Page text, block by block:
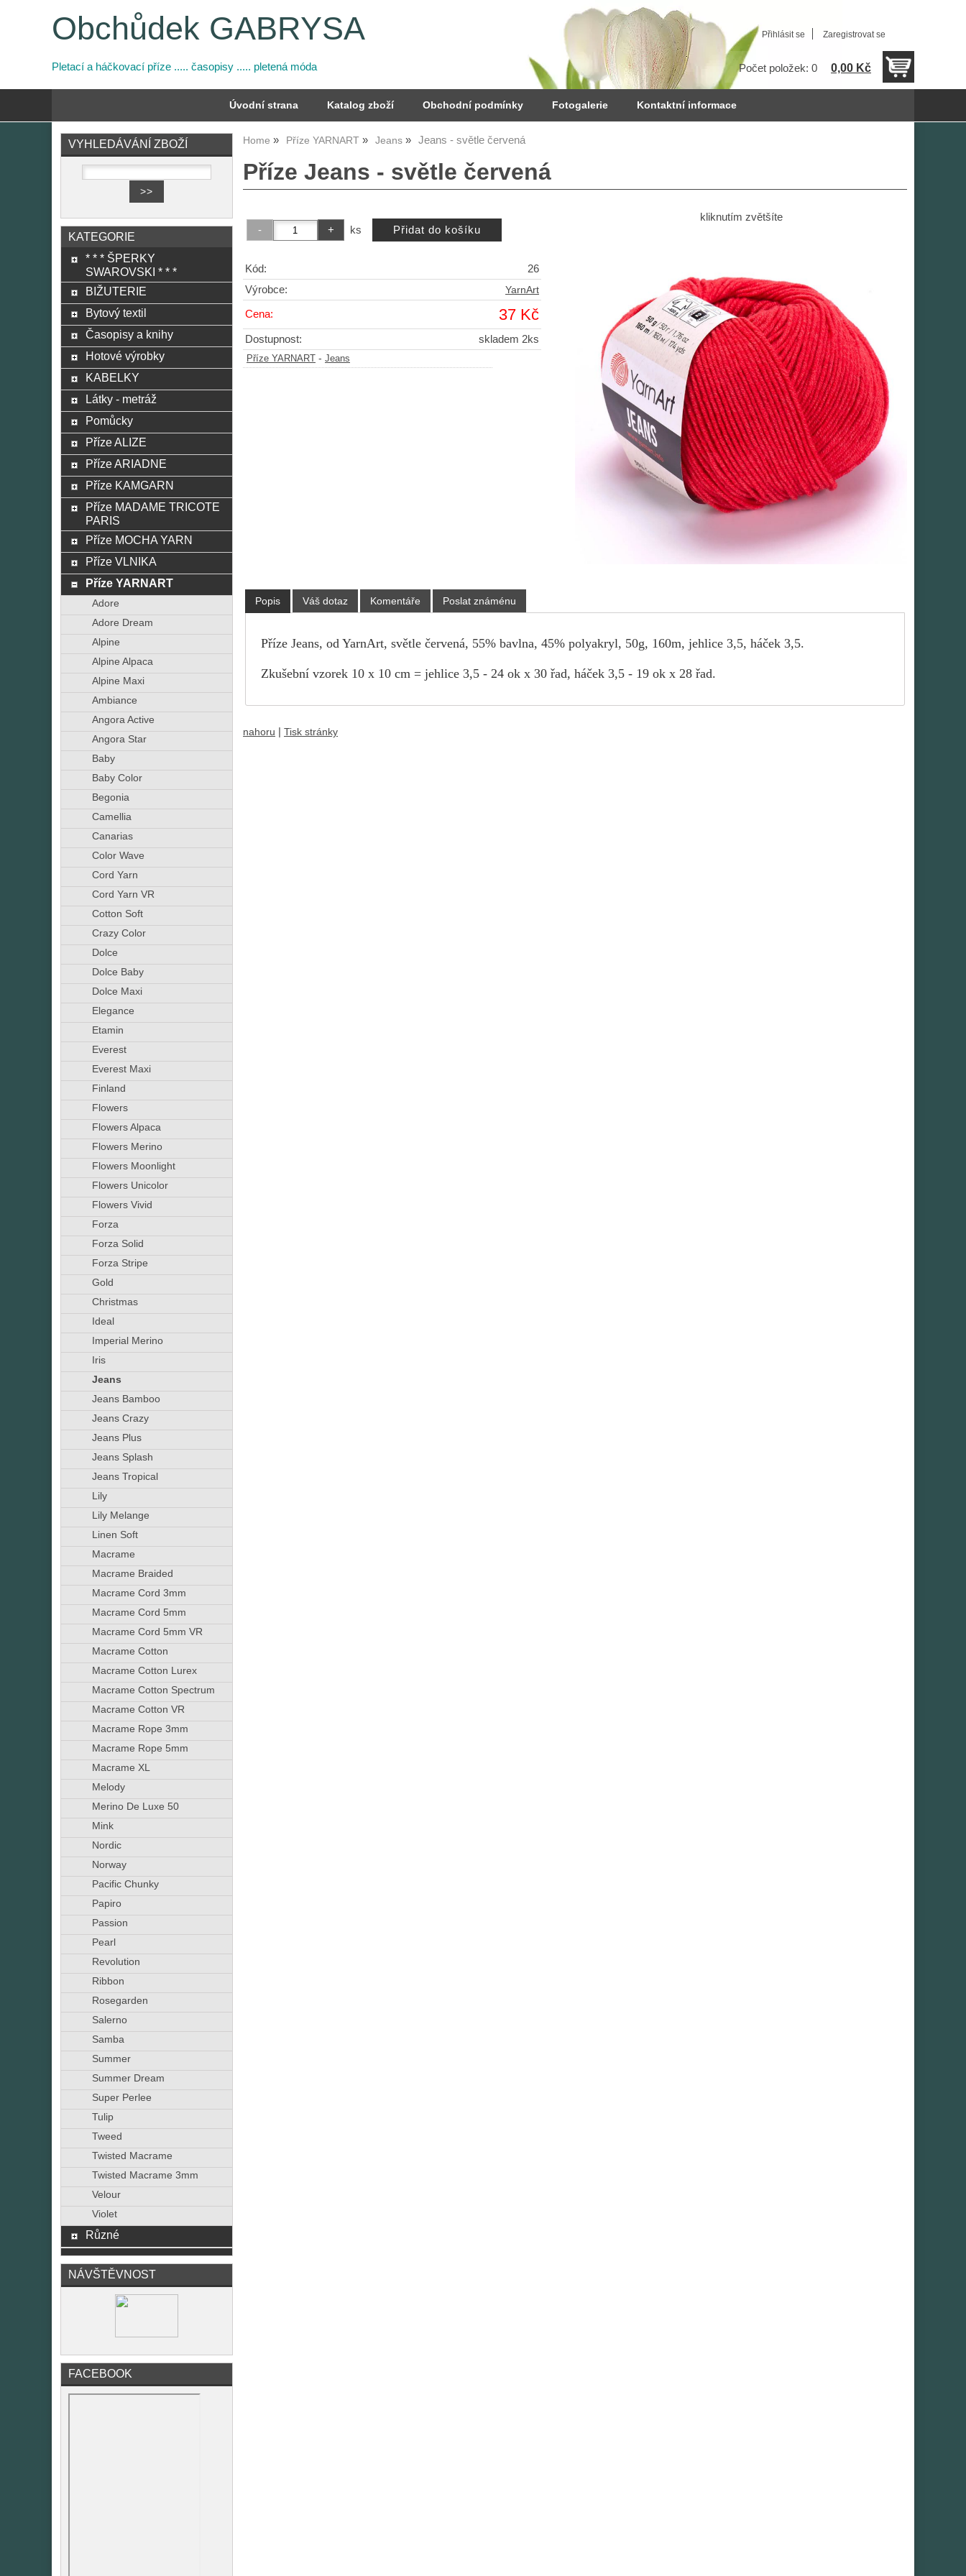
Přihlásit se Zaregistrovat se
Počet položek: 0 0,00 Kč
Obchůdek GABRYSA
Pletací a háčkovací příze ..... časopisy ..... pletená móda
Úvodní strana Katalog zboží Obchodní podmínky Fotogalerie Kontaktní informace
Home Příze YARNART Jeans Jeans - světle červená
Příze Jeans - světle červená
kliknutím zvětšíte
ks
Kód:
26
Výrobce:
YarnArt
Cena: 37 Kč
Dostupnost: skladem 2ks
Příze YARNART - Jeans
Popis Váš dotaz Komentáře Poslat známénu
Příze Jeans, od YarnArt, světle červená, 55% bavlna, 45% polyakryl, 50g, 160m, jehlice 3,5, háček 3,5.
Zkušební vzorek 10 x 10 cm = jehlice 3,5 - 24 ok x 30 řad, háček 3,5 - 19 ok x 28 řad.
nahoru Tisk stránky
VYHLEDÁVÁNÍ ZBOŽÍ
KATEGORIE
* * * ŠPERKY
SWAROVSKI * * *
BIŽUTERIE
Bytový textil
Časopisy a knihy
Hotové výrobky
KABELKY
Látky - metráž
Pomůcky
Příze ALIZE
Příze ARIADNE
Příze KAMGARN
Příze MADAME TRICOTE
PARIS
Příze MOCHA YARN
Příze VLNIKA
Příze YARNART
Adore
Adore Dream
Alpine
Alpine Alpaca
Alpine Maxi
Ambiance
Angora Active
Angora Star
Baby
Baby Color
Begonia
Camellia
Canarias
Color Wave
Cord Yarn
Cord Yarn VR
Cotton Soft
Crazy Color
Dolce
Dolce Baby
Dolce Maxi
Elegance
Etamin
Everest
Everest Maxi
Finland
Flowers
Flowers Alpaca
Flowers Merino
Flowers Moonlight
Flowers Unicolor
Flowers Vivid
Forza
Forza Solid
Forza Stripe
Gold
Christmas
Ideal
Imperial Merino
Iris
Jeans
Jeans Bamboo
Jeans Crazy
Jeans Plus
Jeans Splash
Jeans Tropical
Lily
Lily Melange
Linen Soft
Macrame
Macrame Braided
Macrame Cord 3mm
Macrame Cord 5mm
Macrame Cord 5mm VR
Macrame Cotton
Macrame Cotton Lurex
Macrame Cotton Spectrum
Macrame Cotton VR
Macrame Rope 3mm
Macrame Rope 5mm
Macrame XL
Melody
Merino De Luxe 50
Mink
Nordic
Norway
Pacific Chunky
Papiro
Passion
Pearl
Revolution
Ribbon
Rosegarden
Salerno
Samba
Summer
Summer Dream
Super Perlee
Tulip
Tweed
Twisted Macrame
Twisted Macrame 3mm
Velour
Violet
Různé
NÁVŠTĚVNOST
FACEBOOK